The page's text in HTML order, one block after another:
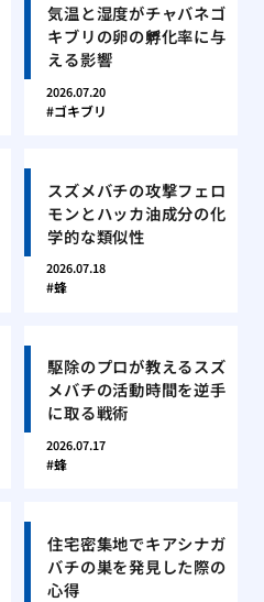
気温と湿度がチャバネゴ
キブリの卵の孵化率に与
える影響
2026.07.20
ゴキブリ
スズメバチの攻撃フェロ
モンとハッカ油成分の化
学的な類似性
2026.07.18
蜂
駆除のプロが教えるスズ
メバチの活動時間を逆手
に取る戦術
2026.07.17
蜂
住宅密集地でキアシナガ
バチの巣を発見した際の
心得